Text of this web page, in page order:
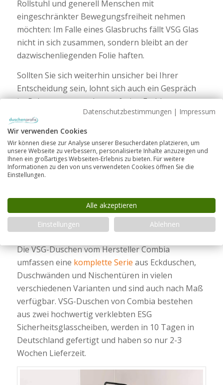
Rollstuhl und generell Menschen mit
eingeschränkter Bewegungsfreiheit nehmen
möchten: Im Falle eines Glasbruchs fällt VSG Glas
nicht in sich zusammen, sondern bleibt an der
dazwischenliegenden Folie haften.
Sollten Sie sich weiterhin unsicher bei Ihrer
Entscheidung sein, lohnt sich auch ein Gespräch
im Rahmen unserer kostenfreien Fachberatung:
Hier können wir mit Ihnen gemeinsam ausloten,
was die passende Option für Ihre ganz
persönliche Badsituation ist.
Wo sind VSG Duschen
erhältlich?
Duschen aus VSG Glas gibt es nur von wenigen
Herstellern und in der Regel sind kaum Varianten
erhältlich.
Die VSG-Duschen vom Hersteller Combia
umfassen eine komplette Serie aus Eckduschen,
Duschwänden und Nischentüren in vielen
verschiedenen Varianten und sind auch nach Maß
verfügbar. VSG-Duschen von Combia bestehen
aus zwei hochwertig verklebten ESG
Sicherheitsglasscheiben, werden in 10 Tagen in
Deutschland gefertigt und haben so nur 2-3
Wochen Lieferzeit.
Datenschutzbestimmungen | Impressum
Wir verwenden Cookies
Wir können diese zur Analyse unserer Besucherdaten platzieren, um
unsere Webseite zu verbessern, personalisierte Inhalte anzuzeigen und
Ihnen ein großartiges Webseiten-Erlebnis zu bieten. Für weitere
Informationen zu den von uns verwendeten Cookies öffnen Sie die
Einstellungen.
Alle akzeptieren
Einstellungen
Ablehnen